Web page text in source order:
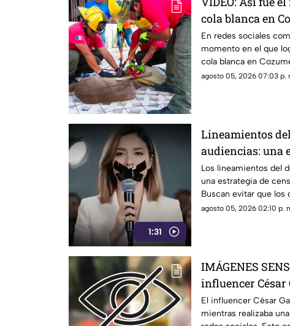
cola blanca en
atrapado en
En redes sociales
momento en el que
cola blanca en
en una malla.
agosto 05, 2026 07:03 p.
1:31
Lineamientos
audiencias: una
contra la
Los lineamientos del
una estrategia de
Buscan evitar que los
lo que sucede. Así
agosto 05, 2026 02:10 p.
IMÁGENES
influencer
realizaba una
se sabe
El influencer César
mientras realizaba